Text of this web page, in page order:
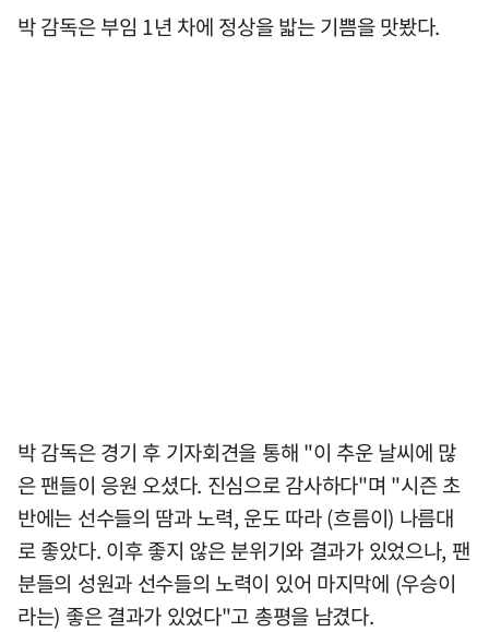
박 감독은 부임 1년 차에 정상을 밟는 기쁨을 맛봤다.
박 감독은 경기 후 기자회견을 통해 "이 추운 날씨에 많
은 팬들이 응원 오셨다. 진심으로 감사하다"며 "시즌 초
반에는 선수들의 땀과 노력, 운도 따라 (흐름이) 나름대
로 좋았다. 이후 좋지 않은 분위기와 결과가 있었으나, 팬
분들의 성원과 선수들의 노력이 있어 마지막에 (우승이
라는) 좋은 결과가 있었다"고 총평을 남겼다.